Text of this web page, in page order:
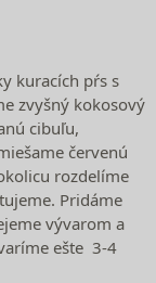
kuracích pŕs s
zvyšný kokosový
cibuľu,
červenú
rozdelíme
Pridáme
vývarom a
ešte 3-4